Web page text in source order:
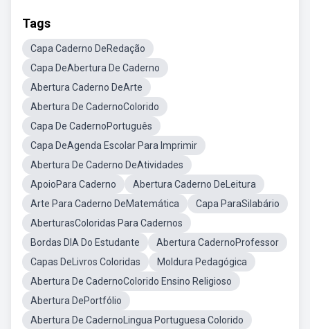
Tags
Capa Caderno DeRedação
Capa DeAbertura De Caderno
Abertura Caderno DeArte
Abertura De CadernoColorido
Capa De CadernoPortuguês
Capa DeAgenda Escolar Para Imprimir
Abertura De Caderno DeAtividades
ApoioPara Caderno
Abertura Caderno DeLeitura
Arte Para Caderno DeMatemática
Capa ParaSilabário
AberturasColoridas Para Cadernos
Bordas DIA Do Estudante
Abertura CadernoProfessor
Capas DeLivros Coloridas
Moldura Pedagógica
Abertura De CadernoColorido Ensino Religioso
Abertura DePortfólio
Abertura De CadernoLingua Portuguesa Colorido